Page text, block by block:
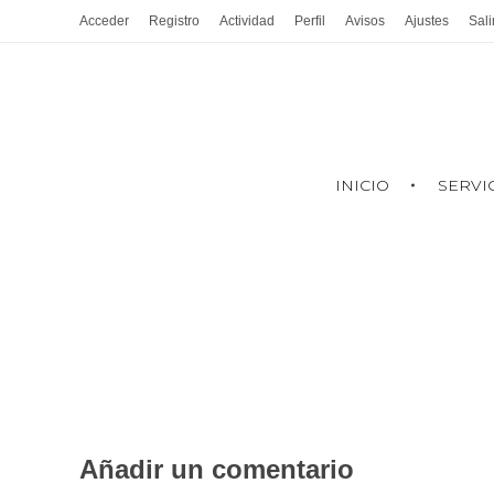
Acceder Registro Actividad Perfil Avisos Ajustes
INICIO
Añadir un comentario